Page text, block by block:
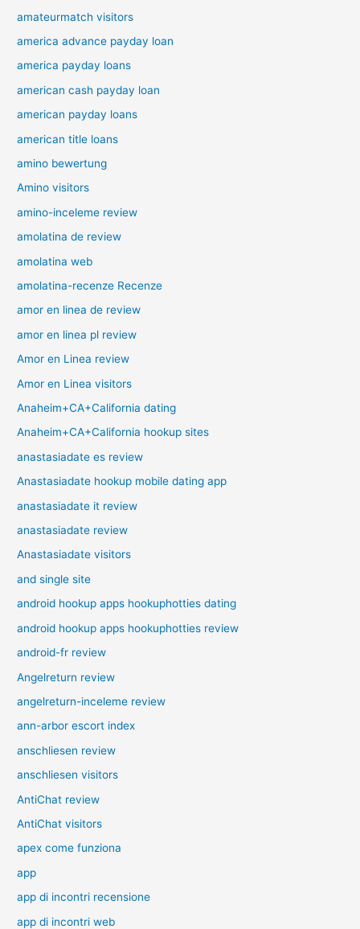
amateurmatch visitors
america advance payday loan
america payday loans
american cash payday loan
american payday loans
american title loans
amino bewertung
Amino visitors
amino-inceleme review
amolatina de review
amolatina web
amolatina-recenze Recenze
amor en linea de review
amor en linea pl review
Amor en Linea review
Amor en Linea visitors
Anaheim+CA+California dating
Anaheim+CA+California hookup sites
anastasiadate es review
Anastasiadate hookup mobile dating app
anastasiadate it review
anastasiadate review
Anastasiadate visitors
and single site
android hookup apps hookuphotties dating
android hookup apps hookuphotties review
android-fr review
Angelreturn review
angelreturn-inceleme review
ann-arbor escort index
anschliesen review
anschliesen visitors
AntiChat review
AntiChat visitors
apex come funziona
app
app di incontri recensione
app di incontri web